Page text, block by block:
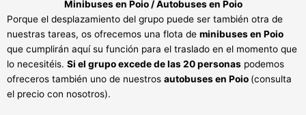
Minibuses en Poio / Autobuses en Poio
Porque el desplazamiento del grupo puede ser también otra de
nuestras tareas, os ofrecemos una flota de minibuses en Poio
que cumplirán aquí su función para el traslado en el momento que
lo necesitéis. Si el grupo excede de las 20 personas podemos
ofreceros también uno de nuestros autobuses en Poio (consulta
el precio con nosotros).